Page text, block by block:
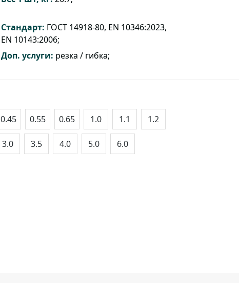
Стандарт: ГОСТ 14918-80, EN 10346:2023,
EN 10143:2006;
Доп. услуги: резка / гибка;
0.45 0.55 0.65 1.0 1.1 1.2
3.0 3.5 4.0 5.0 6.0